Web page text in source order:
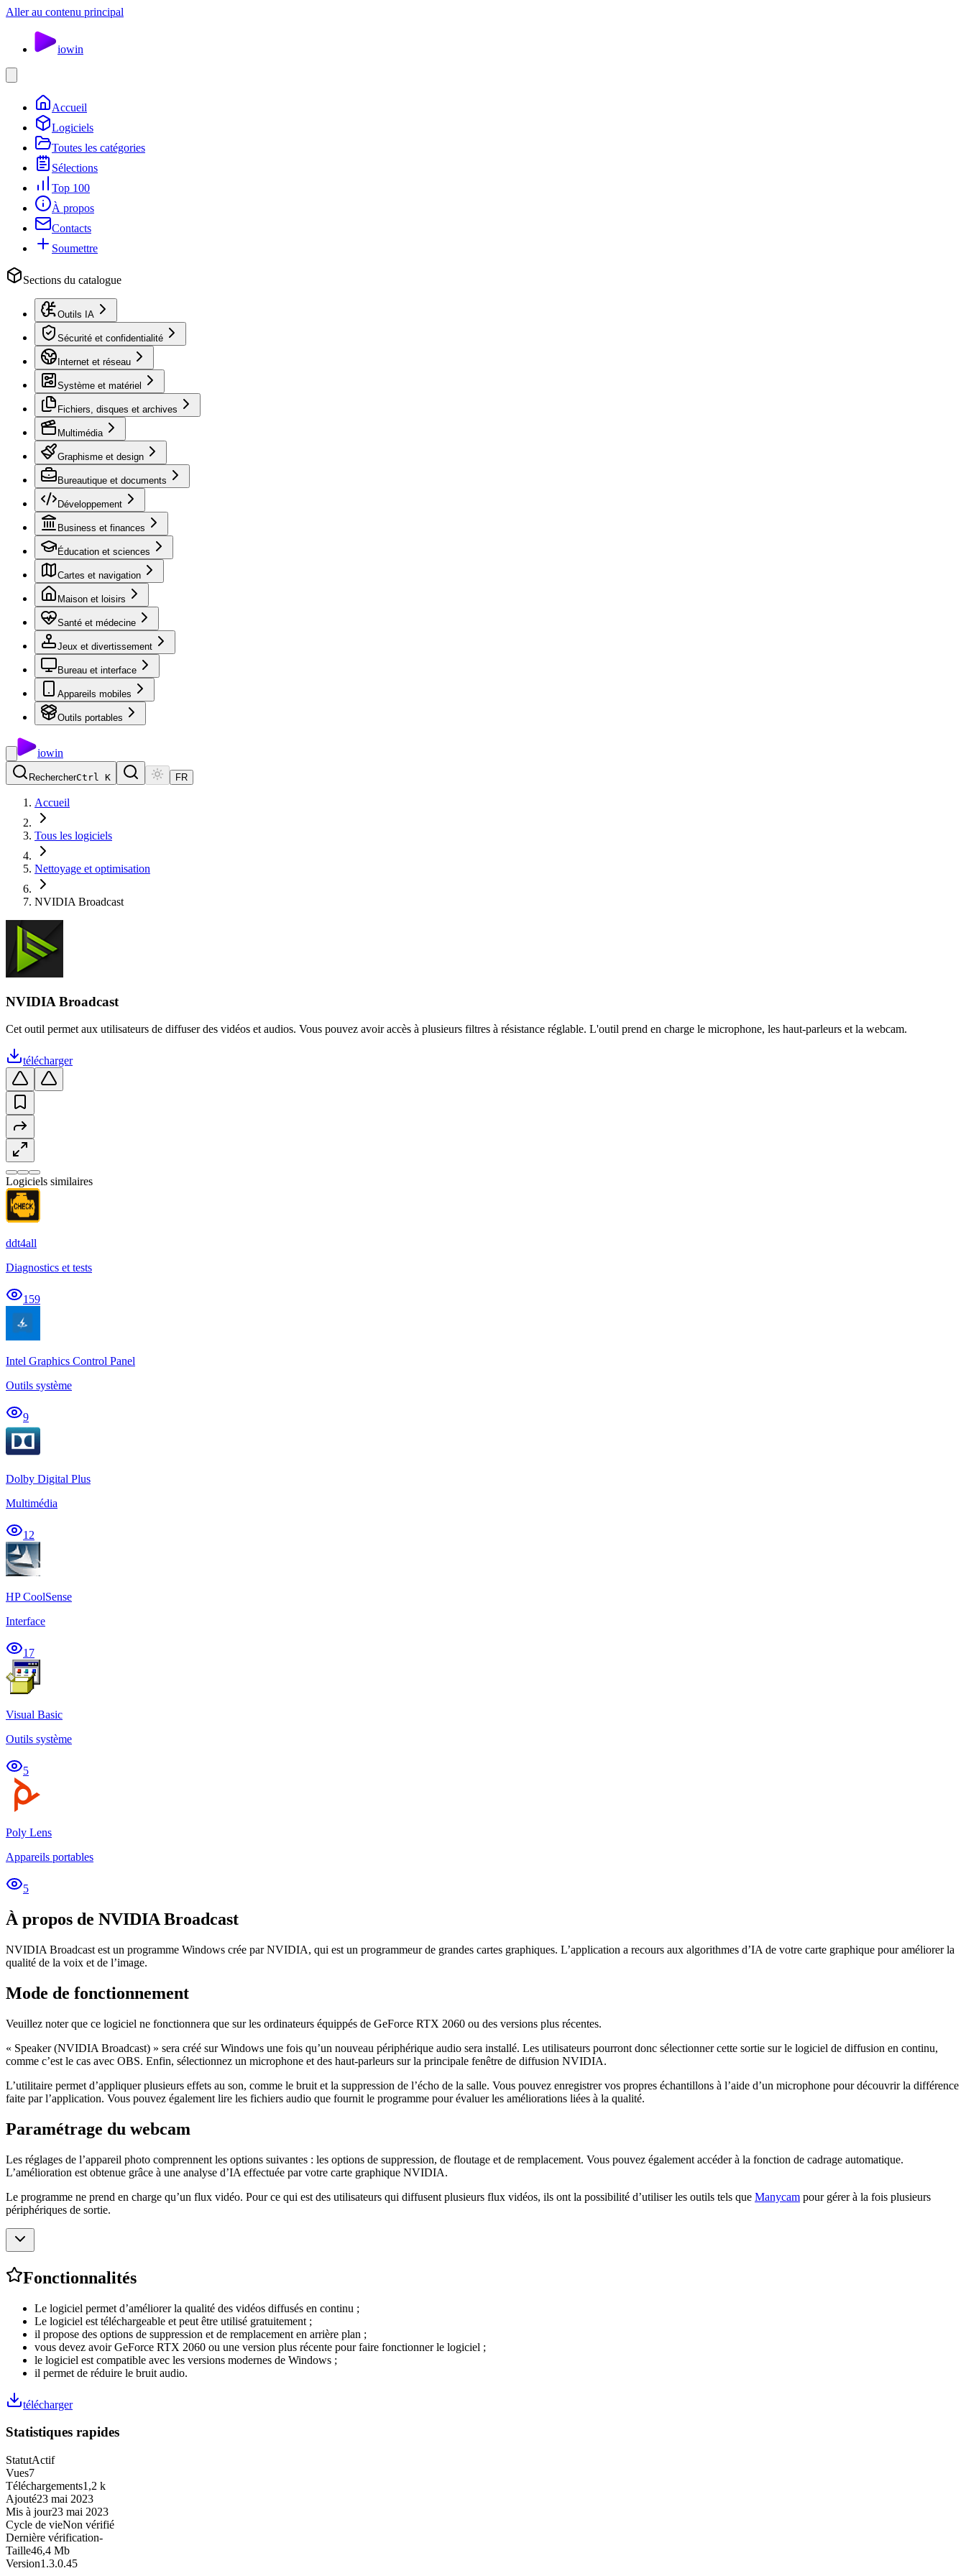
Aller au contenu principal
iowin
Accueil
Logiciels
Toutes les catégories
Sélections
Top 100
À propos
Contacts
Soumettre
Sections du catalogue
Outils IA
Sécurité et confidentialité
Internet et réseau
Système et matériel
Fichiers, disques et archives
Multimédia
Graphisme et design
Bureautique et documents
Développement
Business et finances
Éducation et sciences
Cartes et navigation
Maison et loisirs
Santé et médecine
Jeux et divertissement
Bureau et interface
Appareils mobiles
Outils portables
iowin
RechercherCtrl K FR
Accueil
Tous les logiciels
Nettoyage et optimisation
NVIDIA Broadcast
NVIDIA Broadcast
Cet outil permet aux utilisateurs de diffuser des vidéos et audios. Vous pouvez avoir accès à plusieurs filtres à résistance réglable. L'outil prend en charge le microphone, les haut-parleurs et la webcam.
télécharger
Logiciels similaires
ddt4all
Diagnostics et tests
159
Intel Graphics Control Panel
Outils système
9
Dolby Digital Plus
Multimédia
12
HP CoolSense
Interface
17
Visual Basic
Outils système
5
Poly Lens
Appareils portables
5
À propos de NVIDIA Broadcast
NVIDIA Broadcast est un programme Windows crée par NVIDIA, qui est un programmeur de grandes cartes graphiques. L’application a recours aux algorithmes d’IA de votre carte graphique pour améliorer la
qualité de la voix et de l’image.
Mode de fonctionnement
Veuillez noter que ce logiciel ne fonctionnera que sur les ordinateurs équippés de GeForce RTX 2060 ou des versions plus récentes.
« Speaker (NVIDIA Broadcast) » sera créé sur Windows une fois qu’un nouveau périphérique audio sera installé. Les utilisateurs pourront donc sélectionner cette sortie sur le logiciel de diffusion en continu,
comme c’est le cas avec OBS. Enfin, sélectionnez un microphone et des haut-parleurs sur la principale fenêtre de diffusion NVIDIA.
L’utilitaire permet d’appliquer plusieurs effets au son, comme le bruit et la suppression de l’écho de la salle. Vous pouvez enregistrer vos propres échantillons à l’aide d’un microphone pour découvrir la différence
faite par l’application. Vous pouvez également lire les fichiers audio que fournit le programme pour évaluer les améliorations liées à la qualité.
Paramétrage du webcam
Les réglages de l’appareil photo comprennent les options suivantes : les options de suppression, de floutage et de remplacement. Vous pouvez également accéder à la fonction de cadrage automatique.
L’amélioration est obtenue grâce à une analyse d’IA effectuée par votre carte graphique NVIDIA.
Le programme ne prend en charge qu’un flux vidéo. Pour ce qui est des utilisateurs qui diffusent plusieurs flux vidéos, ils ont la possibilité d’utiliser les outils tels que Manycam pour gérer à la fois plusieurs
périphériques de sortie.
Fonctionnalités
Le logiciel permet d’améliorer la qualité des vidéos diffusés en continu ;
Le logiciel est téléchargeable et peut être utilisé gratuitement ;
il propose des options de suppression et de remplacement en arrière plan ;
vous devez avoir GeForce RTX 2060 ou une version plus récente pour faire fonctionner le logiciel ;
le logiciel est compatible avec les versions modernes de Windows ;
il permet de réduire le bruit audio.
télécharger
Statistiques rapides
StatutActif
Vues7
Téléchargements1,2 k
Ajouté23 mai 2023
Mis à jour23 mai 2023
Cycle de vieNon vérifié
Dernière vérification-
Taille46,4 Mb
Version1.3.0.45